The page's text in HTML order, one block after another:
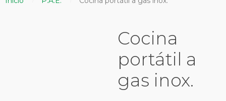
Cocina
portátil a
gas inox.